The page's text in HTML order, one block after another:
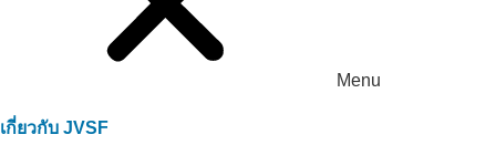
Menu
เกี่ยวกับ JVSF